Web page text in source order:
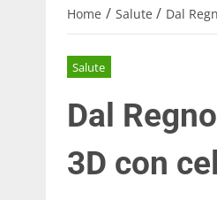
Home / Salute / Dal
Salute
Dal
3D con